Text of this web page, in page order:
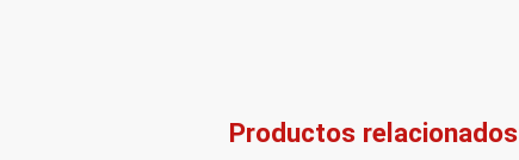
Productos relacionados